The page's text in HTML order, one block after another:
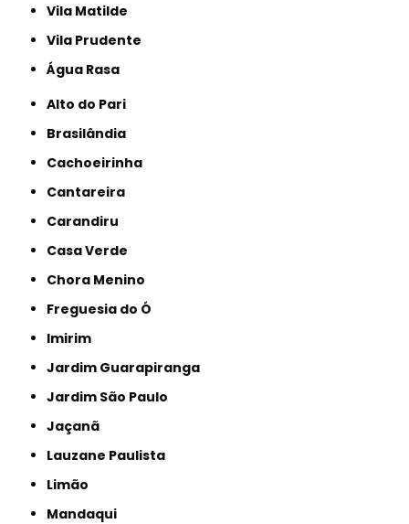
Vila Matilde
Vila Prudente
Água Rasa
Alto do Pari
Brasilândia
Cachoeirinha
Cantareira
Carandiru
Casa Verde
Chora Menino
Freguesia do Ó
Imirim
Jardim Guarapiranga
Jardim São Paulo
Jaçanã
Lauzane Paulista
Limão
Mandaqui